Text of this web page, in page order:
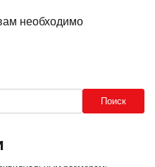
необходимо
Поиск